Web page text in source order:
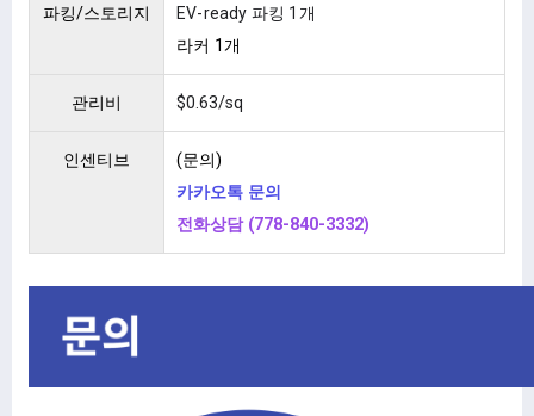
파킹/스토리지 EV-ready 파킹 1개
라커 1개
관리비 $0.63/sq
인센티브
(문의)
카카오톡 문의
전화상담 (778-840-3332)